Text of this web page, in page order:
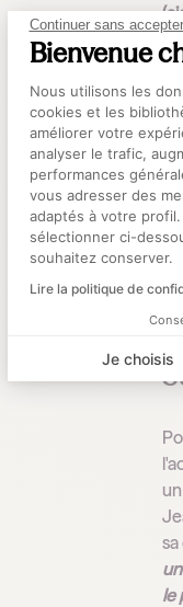
Continuer sans accepter
Bienvenue
Plateforme
Nous utilisons les
cookies et les
améliorer votre
analyser le trafic,
performances
vous adresser des
adaptés à votre
sélectionner ci-
souhaitez conserver.
Lire la politique de
Je choisis
le